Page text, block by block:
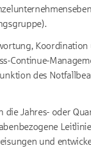
Koordination
Continue-
des
die Jahres- oder
und